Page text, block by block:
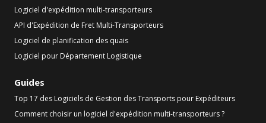
Logiciel d'expédition multi-transporteurs
API d'Expédition de Fret Multi-Transporteurs
Logiciel de planification des quais
Logiciel pour Département Logistique
Guides
Top 17 des Logiciels de Gestion des Transports pour Expéditeurs
Comment choisir un logiciel d'expédition multi-transporteurs ?